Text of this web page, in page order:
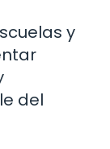
y
del